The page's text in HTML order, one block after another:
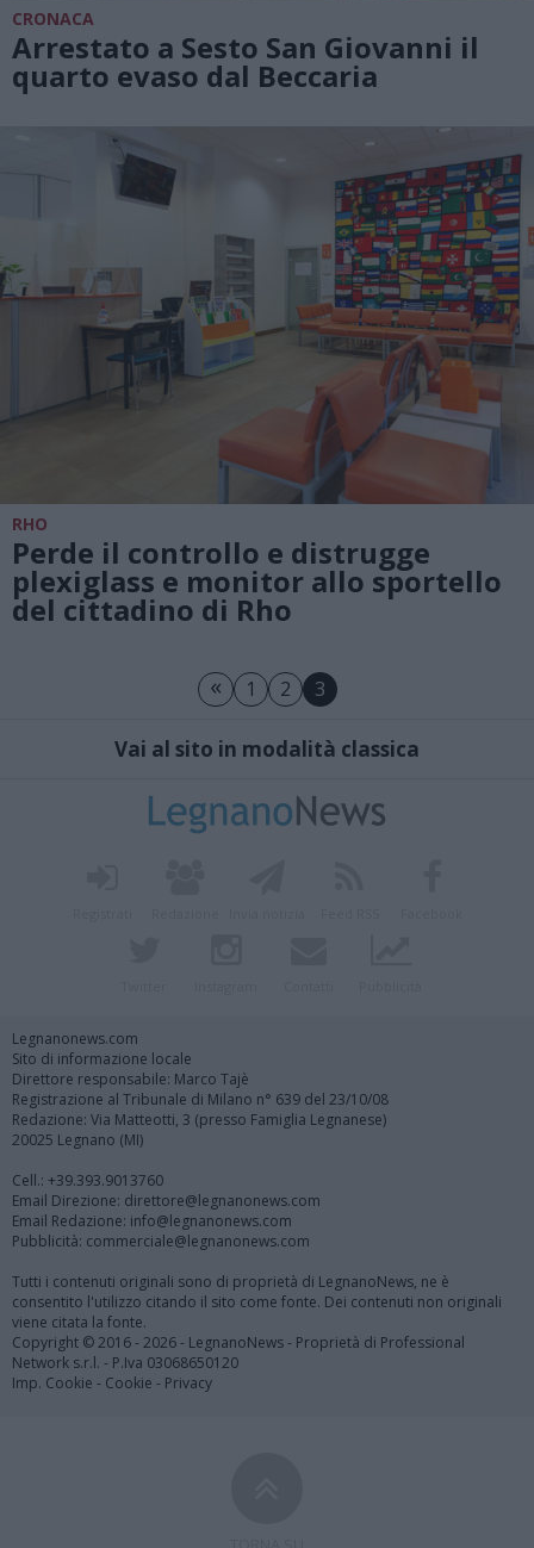
CRONACA
Arrestato a Sesto San Giovanni il
quarto evaso dal Beccaria
RHO
Perde il controllo e distrugge
plexiglass e monitor allo sportello
del cittadino di Rho
« 1 2 3
Vai al sito in modalità classica
Legnanonews.com
Sito di informazione locale
Direttore responsabile: Marco Tajè
Registrazione al Tribunale di Milano n° 639 del 23/10/08
Redazione: Via Matteotti, 3 (presso Famiglia Legnanese)
20025 Legnano (MI)
Cell.: +39.393.9013760
Email Direzione: direttore@legnanonews.com
Email Redazione: info@legnanonews.com
Pubblicità: commerciale@legnanonews.com
Tutti i contenuti originali sono di proprietà di LegnanoNews, ne è
consentito l'utilizzo citando il sito come fonte. Dei contenuti non originali
viene citata la fonte.
Copyright © 2016 - 2026 - LegnanoNews - Proprietà di Professional
Network s.r.l. - P.Iva 03068650120
Imp. Cookie - Cookie - Privacy